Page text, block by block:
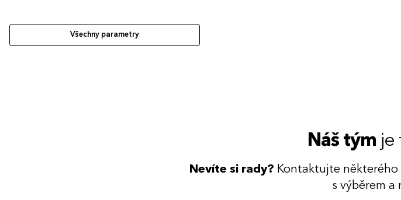
Všechny parametry
Náš tým je
Nevíte si rady? Kontaktujte některého
s výběrem a